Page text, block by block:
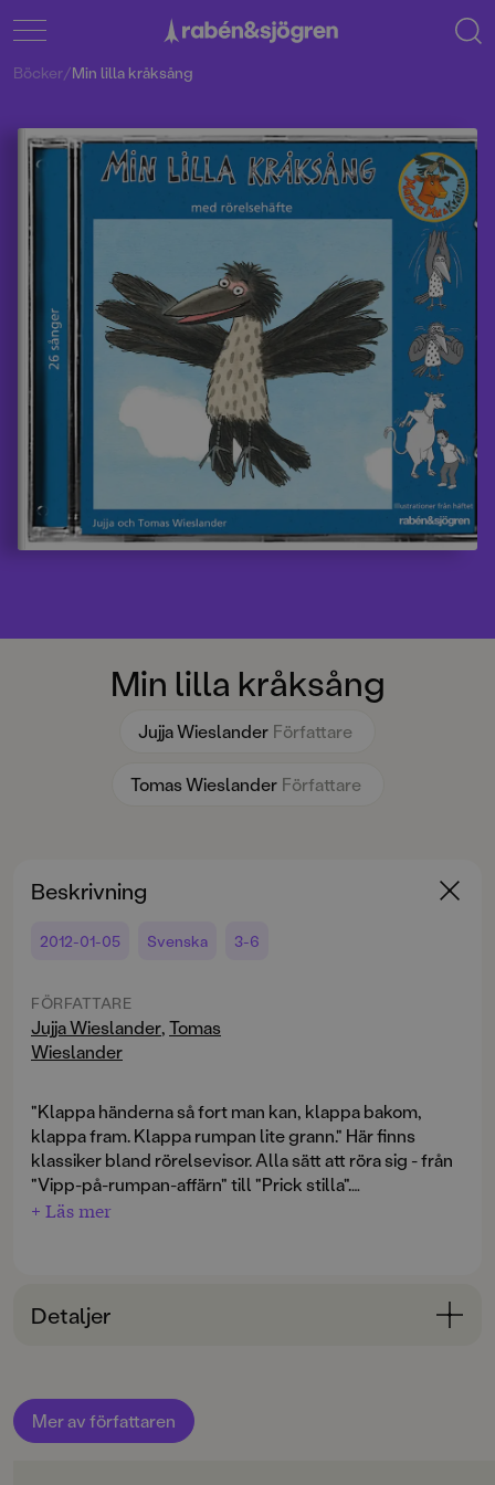
Min lilla kråksång
Jujja Wieslander Författare
Tomas Wieslander Författare
Böcker/Min lilla kråksång
Beskrivning
2012-01-05 Svenska 3-6
FÖRFATTARE
Jujja Wieslander,Tomas
Wieslander
"Klappa händerna så fort man kan, klappa bakom,
klappa fram. Klappa rumpan lite grann." Här finns
klassiker bland rörelsevisor. Alla sätt att röra sig - från
"Vipp-på-rumpan-affärn" till "Prick stilla".
grann; Vet du vad en baby kan; Ramma ramma;
Musens visa; Soldaten går; Elefantljud; Vipp-på-
Åskan går; Små cyklar; Sparka med lilla benet;
Gåpåtå; Snubbeli; Tröstvisan; Prick stilla.
+ Läs mer
Detaljer
ÅLDERSGRUPP
3-6
Mer av författaren